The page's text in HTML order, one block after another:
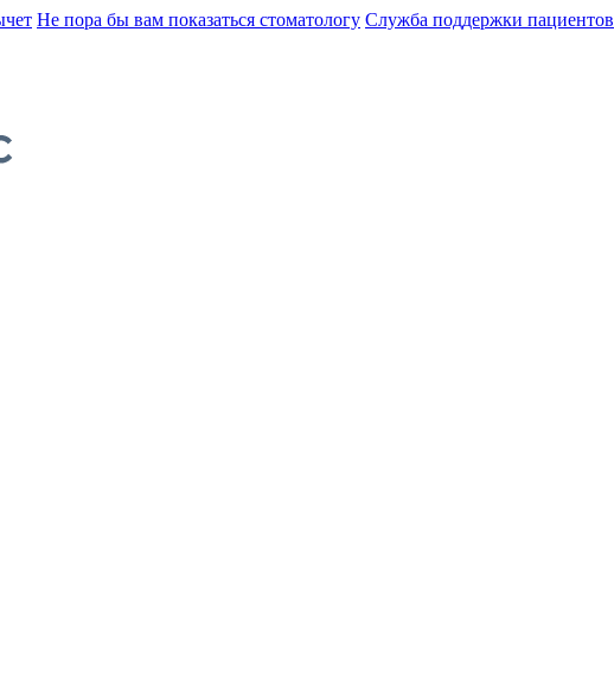
Не пора бы вам показаться стоматологу Служба поддержки пациентов